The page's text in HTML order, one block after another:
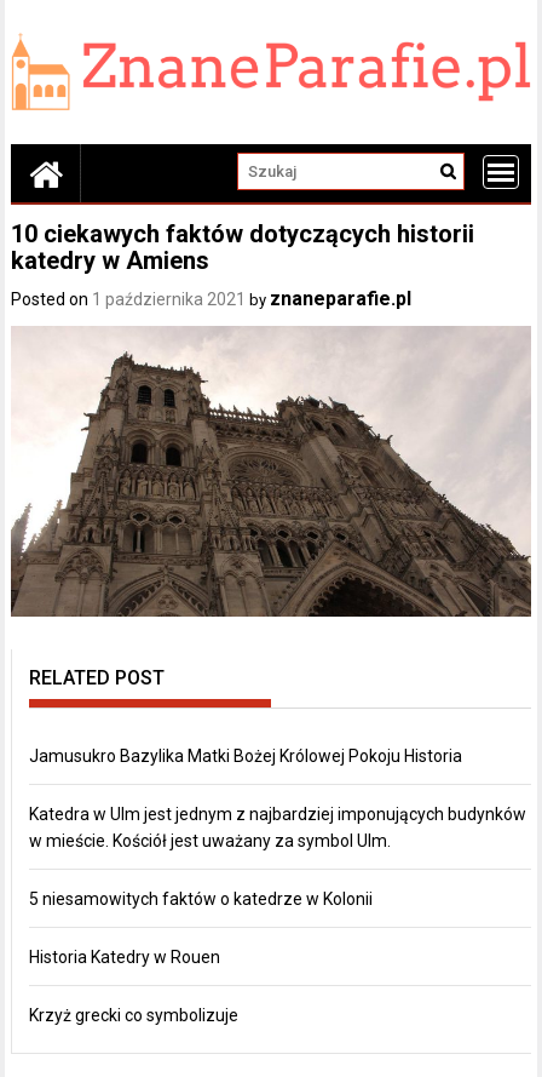
content
10 ciekawych faktów dotyczących historii
katedry w Amiens
Posted on 1 października 2021 by znaneparafie.pl
RELATED POST
Jamusukro Bazylika Matki Bożej Królowej Pokoju Historia
Katedra w Ulm jest jednym z najbardziej imponujących budynków
w mieście. Kościół jest uważany za symbol Ulm.
5 niesamowitych faktów o katedrze w Kolonii
Historia Katedry w Rouen
Krzyż grecki co symbolizuje